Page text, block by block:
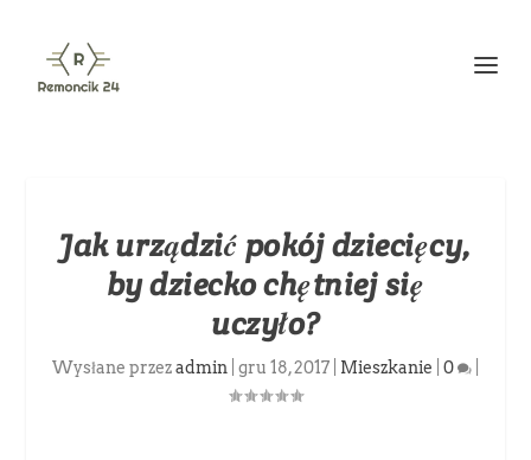
Jak urządzić pokój dziecięcy,
by dziecko chętniej się
uczyło?
Wysłane przezadmin gru 18, 2017 Mieszkanie 0